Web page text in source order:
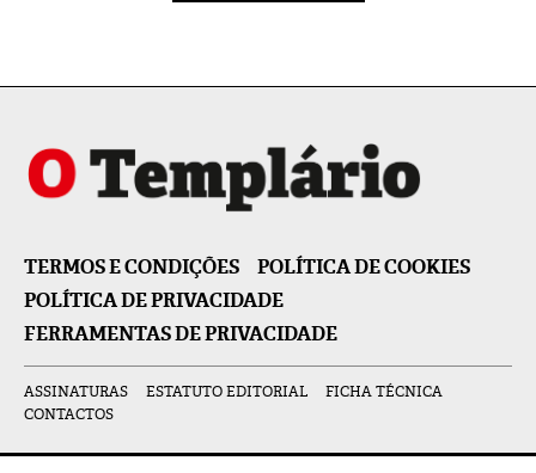
TERMOS E CONDIÇÕES
POLÍTICA DE COOKIES
POLÍTICA DE PRIVACIDADE
FERRAMENTAS DE PRIVACIDADE
ASSINATURAS ESTATUTO EDITORIAL
FICHA TÉCNICA
CONTACTOS